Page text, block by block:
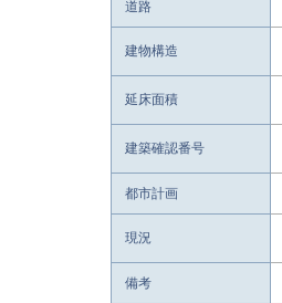
道路
建物構造
延床面積
建築確認番号
都市計画
現況
備考